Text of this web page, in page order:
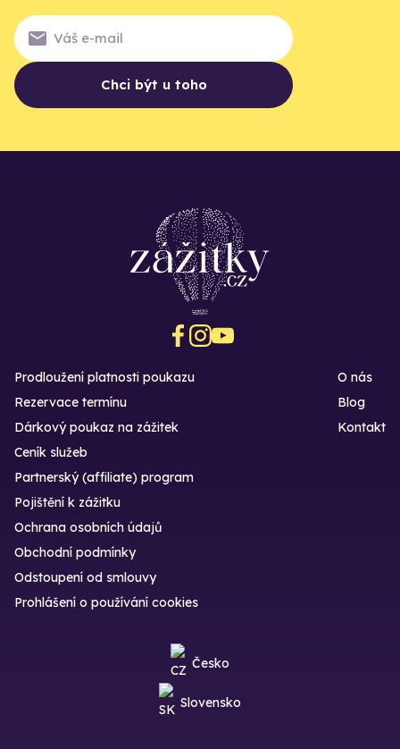
Chci být u toho
Prodloužení platnosti poukazu
Rezervace termínu
Dárkový poukaz na zážitek
O nás
Blog
Kontakt
Ceník služeb
Partnerský (affiliate) program
Pojištění k zážitku
Ochrana osobních údajů
Obchodní podmínky
Odstoupení od smlouvy
Prohlášení o používání cookies
Česko
Slovensko